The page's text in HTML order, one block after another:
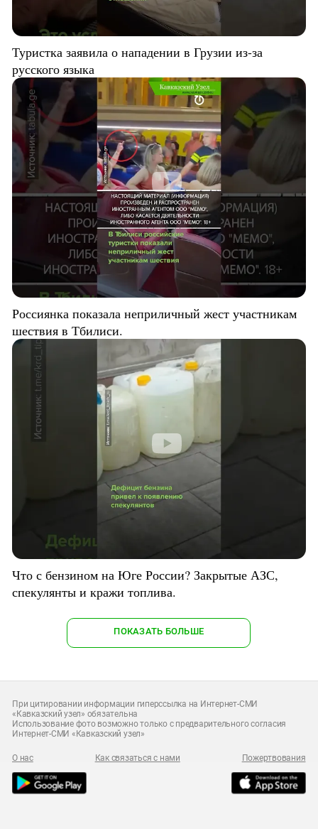
Туристка заявила о нападении в Грузии из-за
русского языка
Россиянка показала неприличный жест участникам
шествия в Тбилиси.
Что с бензином на Юге России? Закрытые АЗС,
спекулянты и кражи топлива.
ПОКАЗАТЬ БОЛЬШЕ
При цитировании информации гиперссылка на Интернет-СМИ
«Кавказский узел» обязательна
Использование фото возможно только с предварительного согласия
Интернет-СМИ «Кавказский узел»
О нас Как связаться с нами Пожертвования